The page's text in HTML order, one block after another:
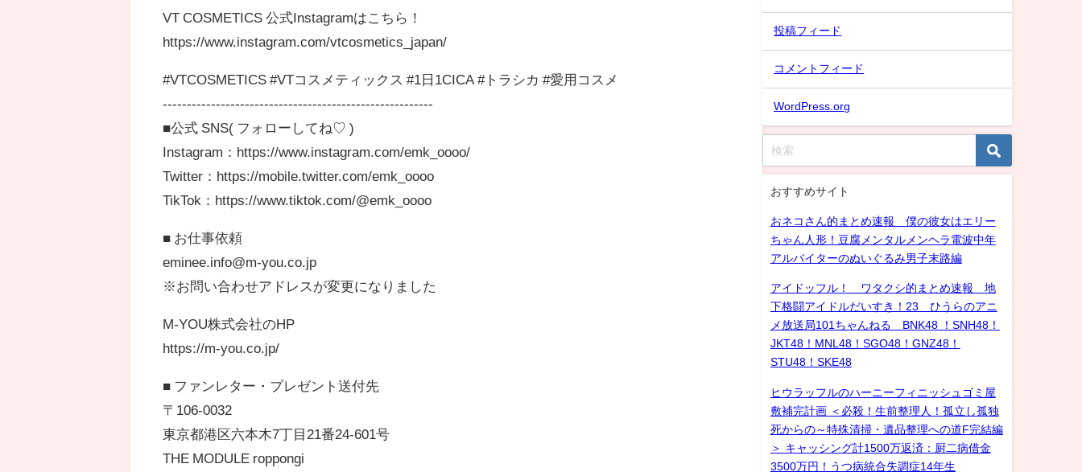
VT COSMETICS 公式Instagramはこちら！
https://www.instagram.com/vtcosmetics_japan/
#VTCOSMETICS #VTコスメティックス #1日1CICA #トラシカ #愛用コスメ
--------------------------------------------------------
■公式 SNS( フォローしてね♡ )
Instagram：https://www.instagram.com/emk_oooo/
Twitter：https://mobile.twitter.com/emk_oooo
TikTok：https://www.tiktok.com/@emk_oooo
■ お仕事依頼
eminee.info@m-you.co.jp
※お問い合わせアドレスが変更になりました
M-YOU株式会社のHP
https://m-you.co.jp/
■ ファンレター・プレゼント送付先
〒106-0032
東京都港区六本木7丁目21番24-601号
THE MODULE roppongi
投稿フィード
コメントフィード
WordPress.org
おすすめサイト
おネコさん的まとめ速報 僕の彼女はエリー
ちゃん人形！豆腐メンタルメンヘラ電波中年
アルバイターのぬいぐるみ男子末路編
アイドッフル！ ワタクシ的まとめ速報 地
下格闘アイドルだいすき！23 ひうらのアニ
メ放送局101ちゃんねる BNK48 ！SNH48！
JKT48！MNL48！SGO48！GNZ48！
STU48！SKE48
ヒウラッフルのハーニーフィニッシュゴミ屋
敷補完計画 ＜必殺！生前整理人！孤立し孤独
死からの～特殊清掃・遺品整理への道F完結編
＞ キャッシング計1500万返済：厨二病借金
3500万円！うつ病統合失調症14年生